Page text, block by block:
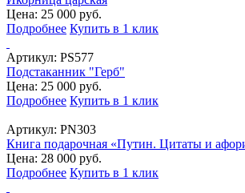
Цена: 25 000 руб.
Подробнее Купить в 1 клик
Артикул: PS577
Подстаканник "Герб"
Цена: 25 000 руб.
Подробнее Купить в 1 клик
Артикул: PN303
Книга подарочная «Путин. Цитаты и
Цена: 28 000 руб.
Подробнее Купить в 1 клик